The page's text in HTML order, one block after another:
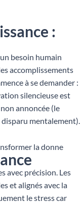
:
un besoin humain
accomplissements
à se demander :
silencieuse est
annoncée (le
mentalement).
la donne
avec précision. Les
et alignés avec la
le stress car